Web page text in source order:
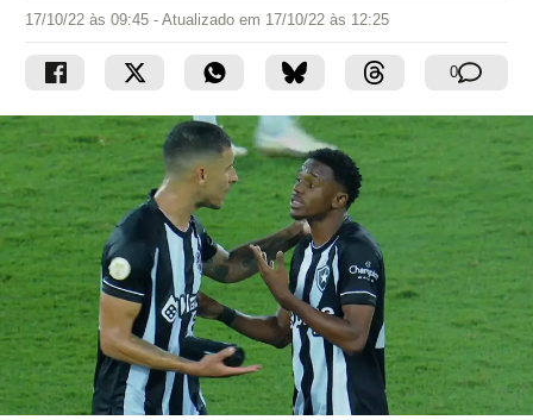
17/10/22 às 09:45 - Atualizado em 17/10/22 às 12:25
0